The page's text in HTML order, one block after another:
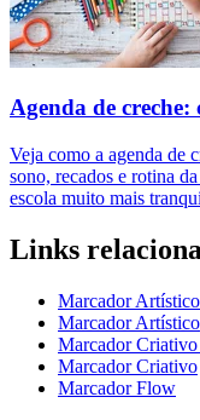
Agenda de
Veja como a agenda de
sono, recados e rotina
escola muito mais
Links
Marcador
Marcador Artístico
Marcador
Marcador Criativo
Marcador Flow